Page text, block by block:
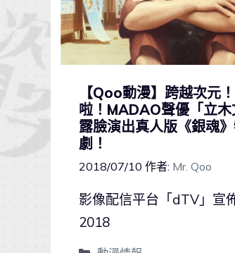
【Qoo動漫】跨越次元
啦！MADAO聲優「立
露臉演出真人版《銀魂
劇！
2018/07/10 作者: Mr. Qoo
影像配信平台「dTV」宣
2018